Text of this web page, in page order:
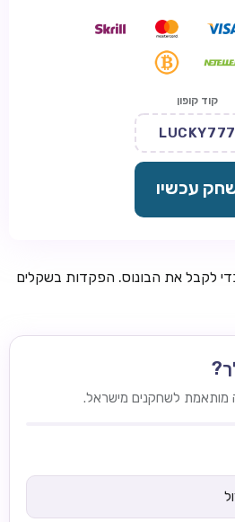
קוד קופון
LUCKY777
עכשיו
לקבל את הבונוס. הפקדות בשקלים